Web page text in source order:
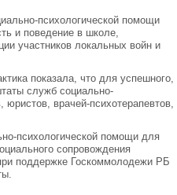
психологической помощи
и поведение в школе,
участников локальных войн и
показала, что для успешного,
служб социально-
врачей-психотерапевтов,
психологической помощи для
сопровождения
поддержке Госкоммолодежи РБ